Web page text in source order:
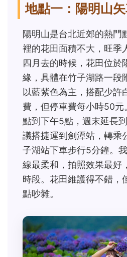
地點一：陽明山
陽明山是台北近郊的熱門
裡的花田面積不大，旺季
四月去的時候，花田位於
緣，具體在竹子湖路一段
以藍紫色為主，搭配少許
費，但停車費每小時50
點到下午5點，週末延長
議搭捷運到劍潭站，轉乘
子湖站下車步行5分鐘。
線最柔和，拍照效果最好
時段。花田維護得不錯，
點吵雜。